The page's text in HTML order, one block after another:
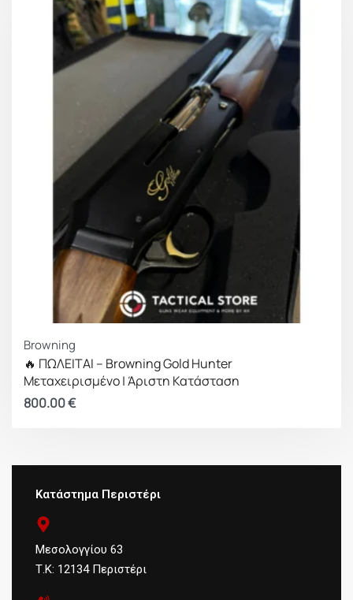
Browning
🔥 ΠΩΛΕΙΤΑΙ – Browning Gold Hunter
Μεταχειρισμένο | Άριστη Κατάσταση
800.00€
Κατάστημα Περιστέρι
Μεσολογγίου 63
Τ.Κ: 12134 Περιστέρι